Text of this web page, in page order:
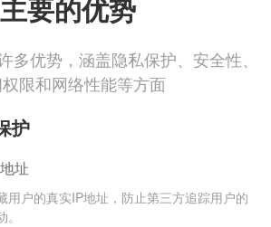
主要的优势
多优势，涵盖隐私保护、安全性、
限和网络性能等方面
护
址
用户的真实IP地址，防止第三方追踪用户的